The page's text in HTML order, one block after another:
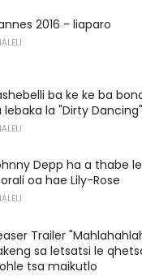
2016 - liaparo
ba ke ke ba
lebaka la "Dirty Dancing"
Depp ha a thabe
oa hae Lily-Rose
Trailer
sa letsatsi le
tsa maikutlo